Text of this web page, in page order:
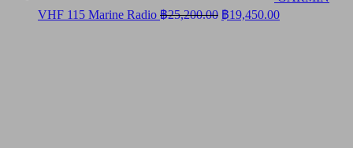
VHF 115 Marine Radio ฿25,200.00 Original
price
฿19,450.00Current
price